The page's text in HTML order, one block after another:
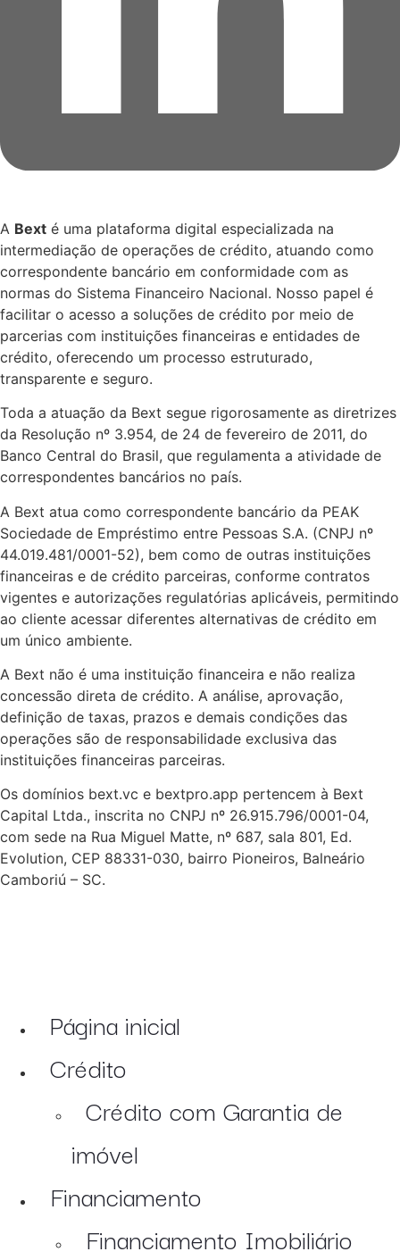
A Bext é uma plataforma digital especializada na
intermediação de operações de crédito, atuando como
correspondente bancário em conformidade com as
normas do Sistema Financeiro Nacional. Nosso papel é
facilitar o acesso a soluções de crédito por meio de
parcerias com instituições financeiras e entidades de
crédito, oferecendo um processo estruturado,
transparente e seguro.
Toda a atuação da Bext segue rigorosamente as diretrizes
da Resolução nº 3.954, de 24 de fevereiro de 2011, do
Banco Central do Brasil, que regulamenta a atividade de
correspondentes bancários no país.
A Bext atua como correspondente bancário da PEAK
Sociedade de Empréstimo entre Pessoas S.A. (CNPJ nº
44.019.481/0001-52), bem como de outras instituições
financeiras e de crédito parceiras, conforme contratos
vigentes e autorizações regulatórias aplicáveis, permitindo
ao cliente acessar diferentes alternativas de crédito em
um único ambiente.
A Bext não é uma instituição financeira e não realiza
concessão direta de crédito. A análise, aprovação,
definição de taxas, prazos e demais condições das
operações são de responsabilidade exclusiva das
instituições financeiras parceiras.
Os domínios bext.vc e bextpro.app pertencem à Bext
Capital Ltda., inscrita no CNPJ nº 26.915.796/0001-04,
com sede na Rua Miguel Matte, nº 687, sala 801, Ed.
Evolution, CEP 88331-030, bairro Pioneiros, Balneário
Camboriú – SC.
Página inicial
Crédito
Crédito com Garantia de
imóvel
Financiamento
Financiamento Imobiliário